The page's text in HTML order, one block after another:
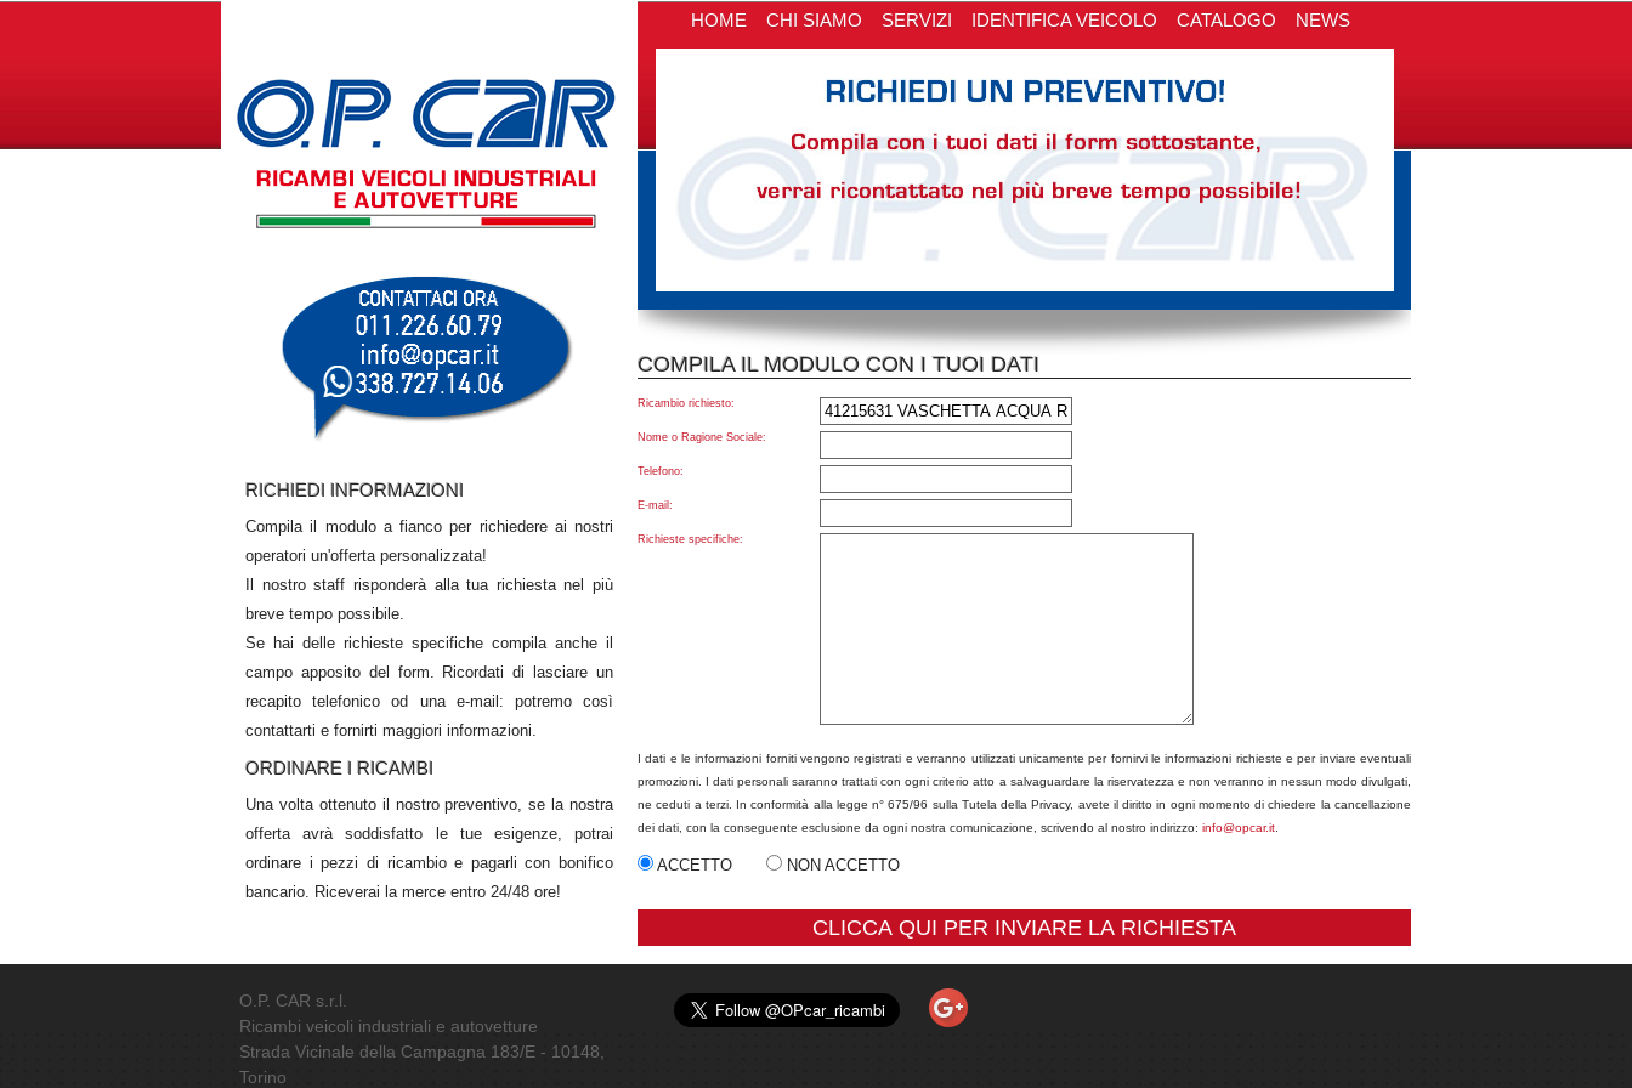
RICHIEDI INFORMAZIONI
Compila il modulo a fianco per richiedere ai nostri
operatori un'offerta personalizzata!
Il nostro staff risponderà alla tua richiesta nel più
breve tempo possibile.
Se hai delle richieste specifiche compila anche il
campo apposito del form. Ricordati di lasciare un
recapito telefonico od una e-mail: potremo così
contattarti e fornirti maggiori informazioni.
ORDINARE I RICAMBI
Una volta ottenuto il nostro preventivo, se la nostra
offerta avrà soddisfatto le tue esigenze, potrai
ordinare i pezzi di ricambio e pagarli con bonifico
bancario. Riceverai la merce entro 24/48 ore!
HOME CHI SIAMO SERVIZI IDENTIFICA VEICOLO CATALOGO
NEWS
COMPILA IL MODULO CON I TUOI DATI
Ricambio richiesto:
Nome o Ragione Sociale:
Telefono:
E-mail:
Richieste specifiche:
I dati e le informazioni forniti vengono registrati e verranno utilizzati unicamente per fornirvi le informazioni richieste e per inviare eventuali
promozioni. I dati personali saranno trattati con ogni criterio atto a salvaguardare la riservatezza e non verranno in nessun modo divulgati,
ne ceduti a terzi. In conformità alla legge n° 675/96 sulla Tutela della Privacy, avete il diritto in ogni momento di chiedere la cancellazione
dei dati, con la conseguente esclusione da ogni nostra comunicazione, scrivendo al nostro indirizzo: info@opcar.it
ACCETTO NON ACCETTO
CLICCA QUI PER INVIARE LA RICHIESTA
O.P. CAR s.r.l.
Ricambi veicoli industriali e autovetture
Strada Vicinale della Campagna 183/E - 10148
Torino